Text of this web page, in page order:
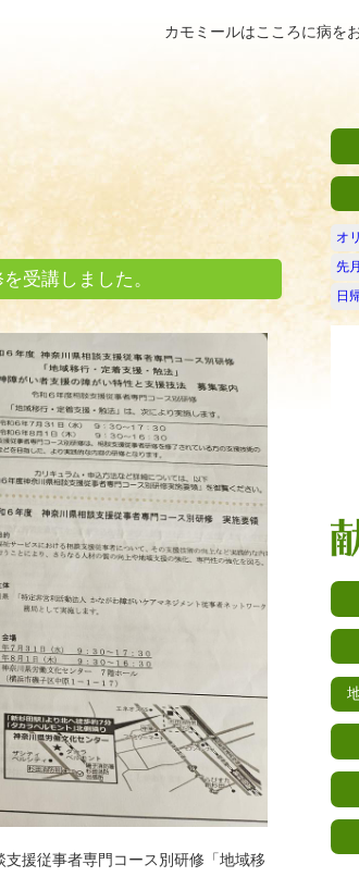
カモミールはこころに病を
受講しました。
援従事者専門コース別研修「地域移
オ
先
日